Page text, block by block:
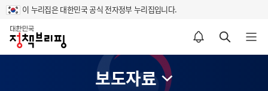
이 누리집은 대한민국 공식 전자정부 누리집입니다.
홈
알림설정 바로가기 검색 바로가기 메뉴 열기
보도자료